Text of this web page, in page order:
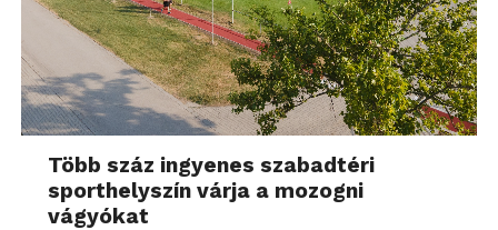
Több száz ingyenes szabadtéri
sporthelyszín várja a mozogni
vágyókat